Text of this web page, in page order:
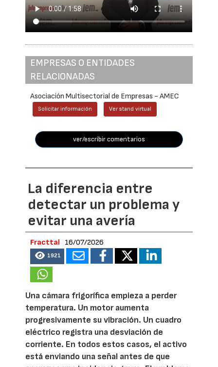
EMPRESAS O ENTIDADES
RELACIONADAS
Asociación Multisectorial de Empresas - AMEC
Solicitar información Ver stand virtual
ver/escribir comentarios
La diferencia entre
detectar un problema y
evitar una avería
Fracttal 16/07/2026
1921
Una cámara frigorífica empieza a perder
temperatura. Un motor aumenta
progresivamente su vibración. Un cuadro
eléctrico registra una desviación de
corriente. En todos estos casos, el activo
está enviando una señal antes de que